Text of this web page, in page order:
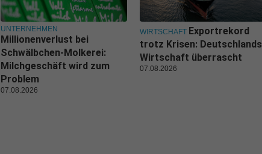
UNTERNEHMEN
Millionenverlust bei
Schwälbchen-Molkerei:
Milchgeschäft wird zum
Problem
07.08.2026
WIRTSCHAFT Exportrekord
trotz Krisen: Deutschlands
Wirtschaft überrascht
07.08.2026